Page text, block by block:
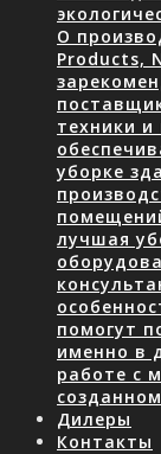
О
Products,
техники и
уборке
лучшая
помогут
именно в
работе с
Дилеры
Контакты